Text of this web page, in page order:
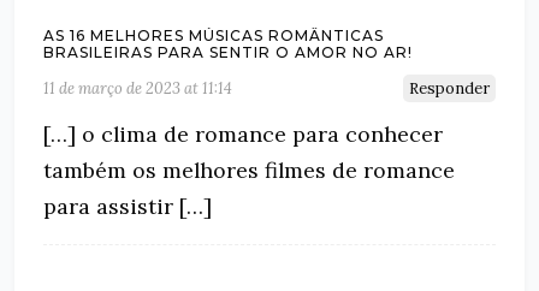
AS 16 MELHORES MÚSICAS ROMÂNTICAS
BRASILEIRAS PARA SENTIR O AMOR NO AR!
11 de março de 2023 at 11:14 Responder
[…] o clima de romance para conhecer
também os melhores filmes de romance
para assistir […]